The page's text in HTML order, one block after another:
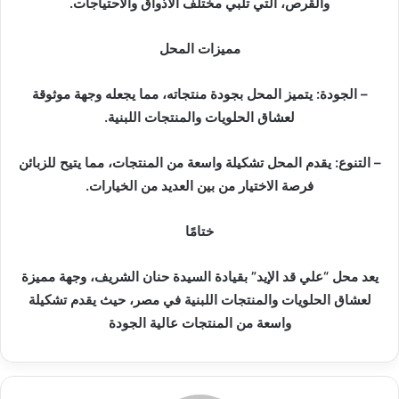
مميزات المحل
– الجودة: يتميز المحل بجودة منتجاته، مما يجعله وجهة موثوقة
لعشاق الحلويات والمنتجات اللبنية.
– التنوع: يقدم المحل تشكيلة واسعة من المنتجات، مما يتيح للزبائن
فرصة الاختيار من بين العديد من الخيارات.
ختامًا
يعد محل “علي قد الإيد” بقيادة السيدة حنان الشريف، وجهة مميزة
لعشاق الحلويات والمنتجات اللبنية في مصر، حيث يقدم تشكيلة
واسعة من المنتجات عالية الجودة